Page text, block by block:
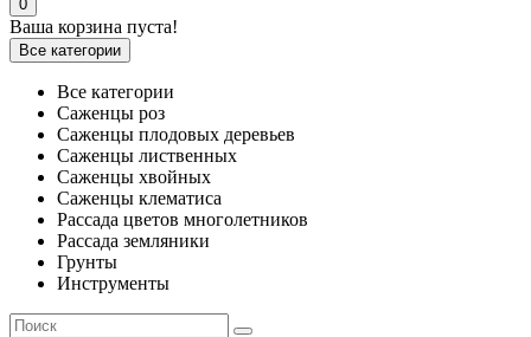
0
Ваша корзина пуста!
Все категории
Все категории
Саженцы роз
Саженцы плодовых деревьев
Саженцы лиственных
Саженцы хвойных
Саженцы клематиса
Рассада цветов многолетников
Рассада земляники
Грунты
Инструменты